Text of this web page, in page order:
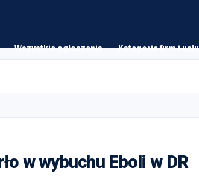
Wszystkie ogłoszenia Kategorie firm i
w wybuchu Eboli w DR